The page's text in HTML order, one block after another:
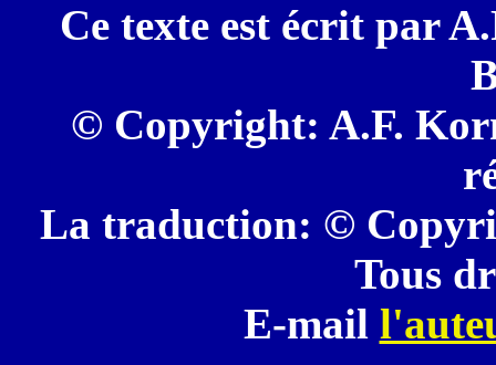
Ce texte est écrit par
© Copyright: A.F.
La traduction: ©
Tous
E-mail